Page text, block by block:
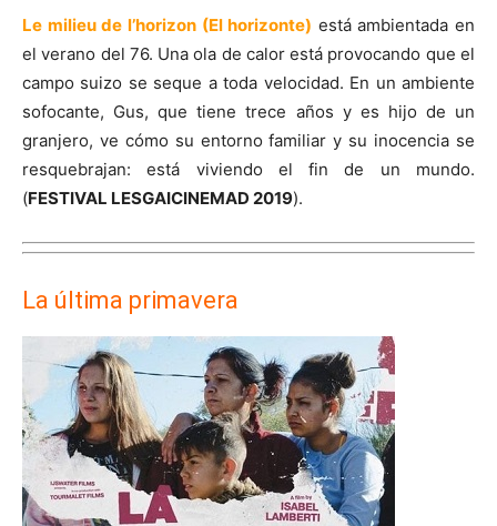
Le milieu de l’horizon (El horizonte) está ambientada en
el verano del 76. Una ola de calor está provocando que el
campo suizo se seque a toda velocidad. En un ambiente
sofocante, Gus, que tiene trece años y es hijo de un
granjero, ve cómo su entorno familiar y su inocencia se
resquebrajan: está viviendo el fin de un mundo.
(FESTIVAL LESGAICINEMAD 2019).
La última primavera